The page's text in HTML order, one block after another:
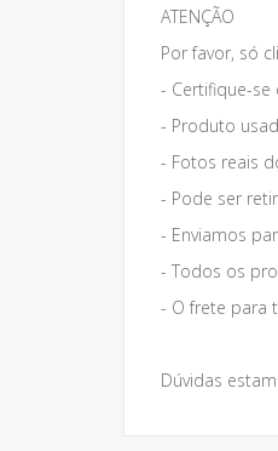
ATENÇÃO
Por favor, só
- Certifique-
- Produto
- Fotos reais
- Pode ser
- Enviamos
- Todos os
- O frete para
Dúvidas